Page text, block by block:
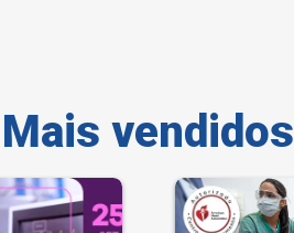
Mais vendidos